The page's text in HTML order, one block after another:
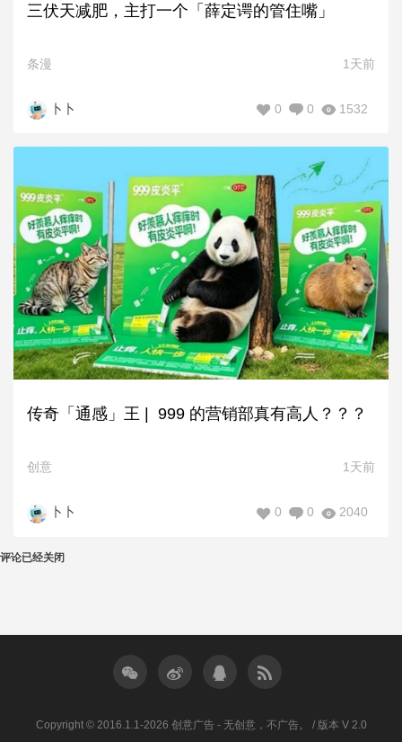
三伏天减肥，主打一个「薛定谔的管住嘴」
条漫 1天前
卜卜 1532
0
0
传奇「通感」王 | 999 的营销部真有高人？？？
创意 1天前
卜卜 2040
0
0
评论已经关闭
Copyright © 2016.1.1-2026 创意广告 - 无创意，不广告。 / 版本 V 2.0